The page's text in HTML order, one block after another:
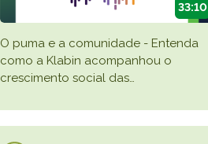
33:10
O puma e a comunidade - Entenda
como a Klabin acompanhou o
crescimento social das…